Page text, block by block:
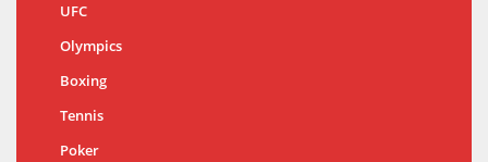
UFC
Olympics
Boxing
Tennis
Poker